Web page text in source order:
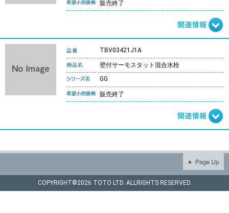
販売終了
TBV03421J1A
壁付サーモスタット混合水栓
GG
販売終了
COPYRIGHT©2026 TOTO LTD. ALLRIGHTS RESERVED.